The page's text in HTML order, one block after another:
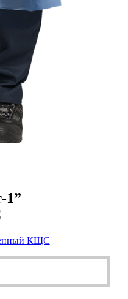
1”
КЩС